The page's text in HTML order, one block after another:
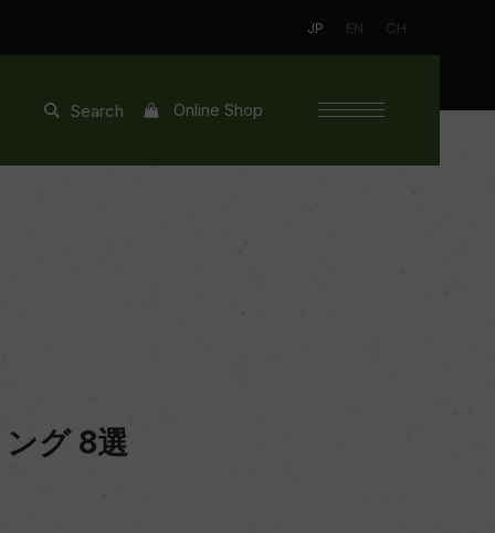
JP EN CH
Search Online Shop
グ 8選